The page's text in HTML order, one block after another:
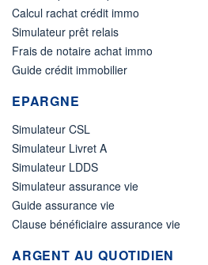
Calcul rachat crédit immo
Simulateur prêt relais
Frais de notaire achat immo
Guide crédit immobilier
EPARGNE
Simulateur CSL
Simulateur Livret A
Simulateur LDDS
Simulateur assurance vie
Guide assurance vie
Clause bénéficiaire assurance vie
ARGENT AU QUOTIDIEN